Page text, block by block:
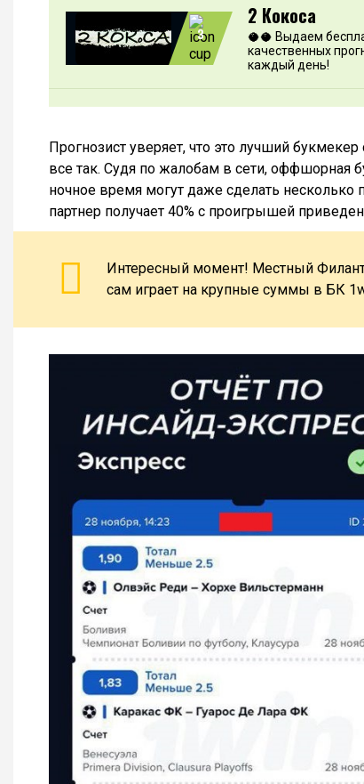
3
2 Кокоса
🥥🥥 Выдаем
качественных
каждый день!
Прогнозист уверяет, что это лучший
все так. Судя по жалобам в сети, оффшорная
ночное время могут даже сделать
партнер получает 40% с проигрышей
Интересный момент! Местный
сам играет на крупные суммы в БК